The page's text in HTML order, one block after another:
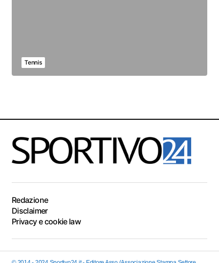
Tennis
Redazione
Disclaimer
Privacy e cookie law